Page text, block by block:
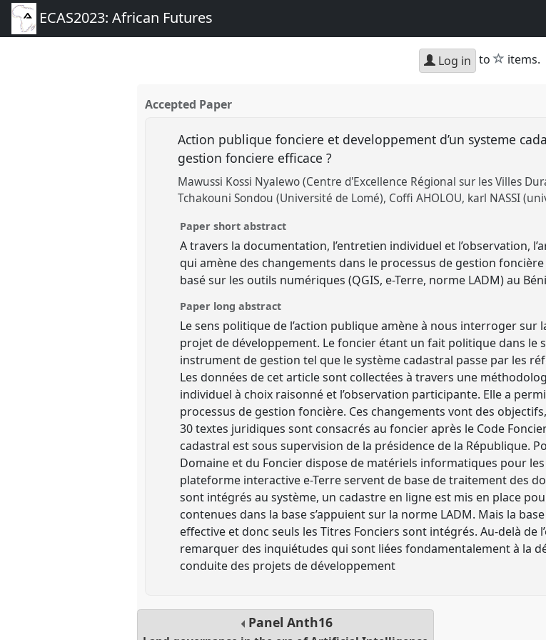
ECAS2023: African Futures
Log in to star
items.
Accepted Paper
Action publique fonciere et developpement d’un systeme
gestion fonciere efficace ?
Mawussi Kossi Nyalewo (Centre d'Excellence Régional sur les Villes
Tchakouni Sondou (Université de Lomé) Coffi AHOLOU karl NASSI
Paper short abstract
A travers la documentation, l’entretien individuel et l’observation,
qui amène des changements dans le processus de gestion
basé sur les outils numériques (QGIS, e-Terre, norme LADM) au
Paper long abstract
Le sens politique de l’action publique amène à nous interroger sur
projet de développement. Le foncier étant un fait politique dans le
instrument de gestion tel que le système cadastral passe par les
Les données de cet article sont collectées à travers une
individuel à choix raisonné et l’observation participante. Elle a
processus de gestion foncière. Ces changements vont des
30 textes juridiques sont consacrés au foncier après le Code
cadastral est sous supervision de la présidence de la République.
Domaine et du Foncier dispose de matériels informatiques pour
plateforme interactive e-Terre servent de base de traitement des
sont intégrés au système, un cadastre en ligne est mis en place
contenues dans la base s’appuient sur la norme LADM. Mais la
effective et donc seuls les Titres Fonciers sont intégrés. Au-delà de
remarquer des inquiétudes qui sont liées fondamentalement à la
conduite des projets de développement
Panel Anth16